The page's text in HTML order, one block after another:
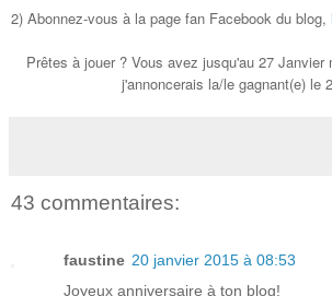
2) Abonnez-vous à la page fan Facebook du blog,
Prêtes à jouer ? Vous avez jusqu'au 27 Janvier
j'annoncerais la/le gagnant(e) le
43 commentaires:
faustine 20 janvier 2015 à 08:53
Joyeux anniversaire à ton blog!